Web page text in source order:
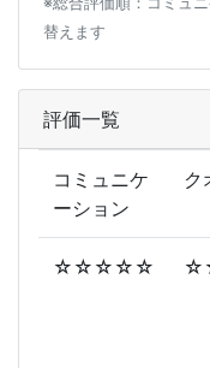
替えます
評価一覧
コミュニケ
ーション
ク
☆☆☆☆☆